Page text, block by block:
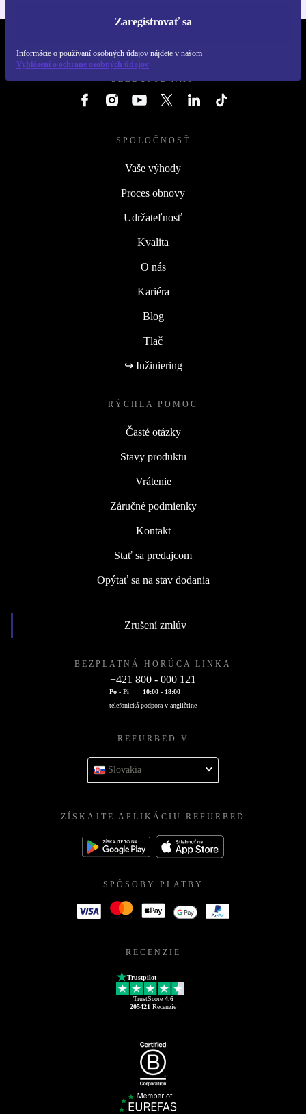
Zaregistrovať sa
Informácie o používaní osobných údajov nájdete v našom
Vyhlásení o ochrane osobných údajov
SLEDUJTE NÁS
SPOLOČNOSŤ
Vaše výhody
Proces obnovy
Udržateľnosť
Kvalita
O nás
Kariéra
Blog
Tlač
↪ Inžiniering
RÝCHLA POMOC
Časté otázky
Stavy produktu
Vrátenie
Záručné podmienky
Kontakt
Stať sa predajcom
Opýtať sa na stav dodania
Zrušení zmlúv
BEZPLATNÁ HORÚCA LINKA
+421 800 - 000 121
Po - Pi
10:00 - 18:00
telefonická podpora v angličtine
REFURBED V
Slovakia
ZÍSKAJTE APLIKÁCIU REFURBED
SPÔSOBY PLATBY
RECENZIE
Trustpilot
TrustScore 4.6
205421 Recenzie